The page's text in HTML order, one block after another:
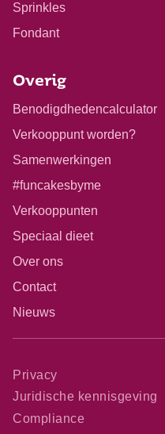
Sprinkles
Fondant
Overig
Benodigdhedencalculator
Verkooppunt worden?
Samenwerkingen
#funcakesbyme
Verkooppunten
Speciaal dieet
Over ons
Contact
Nieuws
Privacy
Juridische kennisgeving
Compliance